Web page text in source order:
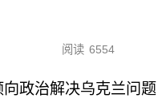
阅读 6554
政治解决乌克兰问题